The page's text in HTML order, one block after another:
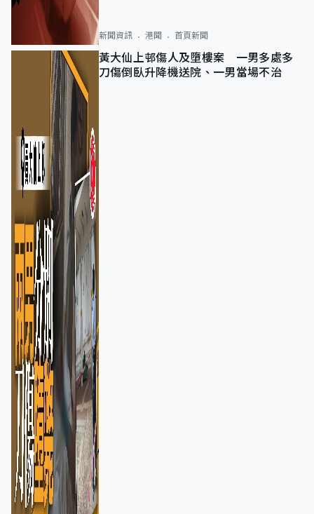
新聞資訊 港聞 首頁新聞
黃大仙上邨傷人及墮樓案 一男多處多
刀傷倒臥升降機送院、一男當場不治